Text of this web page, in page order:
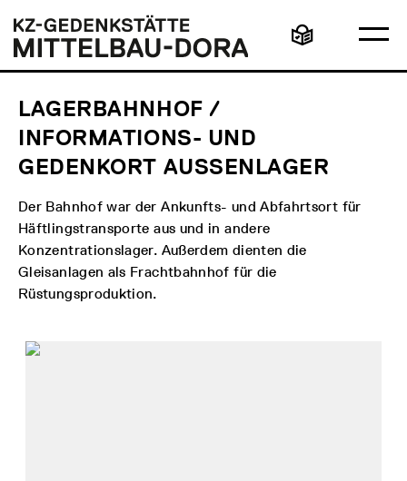
zum
Inhalt
KZ-
Gedenkstätte
Mittelbau-
Leichte
Sprache
LAGERBAHNHOF /
INFORMATIONS- UND
GEDENKORT AUSSENLAGER
Der Bahnhof war der Ankunfts- und Abfahrtsort für
Häftlingstransporte aus und in andere
Konzentrationslager. Außerdem dienten die
Gleisanlagen als Frachtbahnhof für die
Rüstungsproduktion.